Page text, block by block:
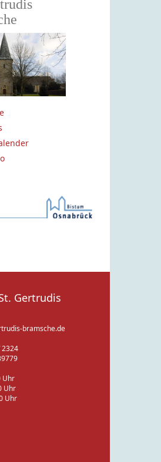
Gertrudis
bramsche.de
2324
Uhr
Uhr
Uhr